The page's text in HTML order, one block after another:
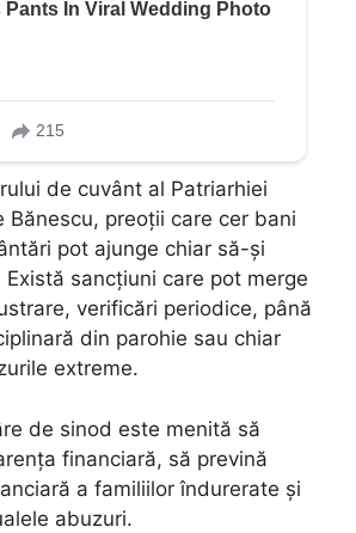
de cuvânt al Patriarhiei
Bănescu, preoții care cer bani
pot ajunge chiar să-și
sancțiuni care pot merge
verificări periodice, până
din parohie sau chiar
extreme.
de sinod este menită să
financiară, să prevină
a familiilor îndurerate și
abuzuri.